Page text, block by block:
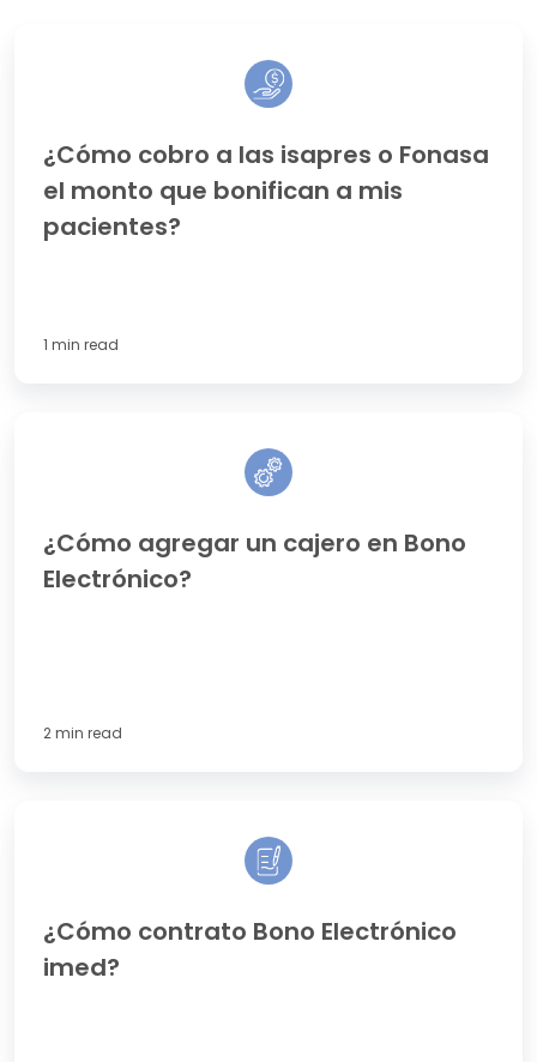
Fonasa
monto
mis
¿Cómo cobro a las isapres o Fonasa
el monto que bonifican a mis
pacientes?
1 min read
Bono
Electrónico?
¿Cómo agregar un cajero en Bono
Electrónico?
2 min read
¿Cómo contrato Bono Electrónico
imed?